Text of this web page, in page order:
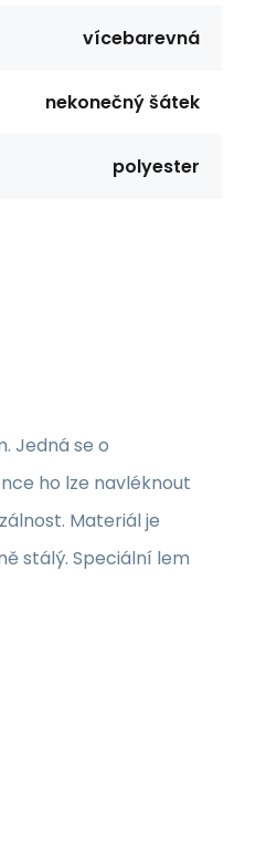
vícebarevná
nekonečný šátek
polyester
Jedná se o
ho lze navléknout
Materiál je
stálý. Speciální lem